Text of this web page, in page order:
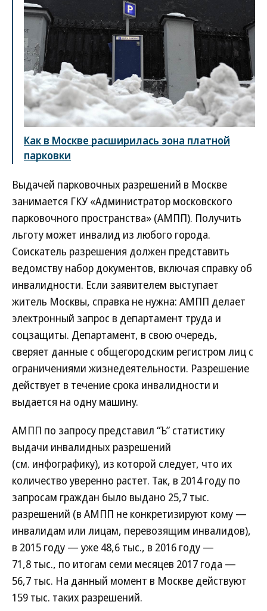
Как в Москве расширилась зона платной
парковки
Выдачей парковочных разрешений в Москве
занимается ГКУ «Администратор московского
парковочного пространства» (АМПП). Получить
льготу может инвалид из любого города.
Соискатель разрешения должен представить
ведомству набор документов, включая справку об
инвалидности. Если заявителем выступает
житель Москвы, справка не нужна: АМПП делает
электронный запрос в департамент труда и
соцзащиты. Департамент, в свою очередь,
сверяет данные с общегородским регистром лиц с
ограничениями жизнедеятельности. Разрешение
действует в течение срока инвалидности и
выдается на одну машину.
АМПП по запросу представил “Ъ” статистику
выдачи инвалидных разрешений
(см. инфографику), из которой следует, что их
количество уверенно растет. Так, в 2014 году по
запросам граждан было выдано 25,7 тыс.
разрешений (в АМПП не конкретизируют кому —
инвалидам или лицам, перевозящим инвалидов),
в 2015 году — уже 48,6 тыс., в 2016 году —
71,8 тыс., по итогам семи месяцев 2017 года —
56,7 тыс. На данный момент в Москве действуют
159 тыс. таких разрешений.